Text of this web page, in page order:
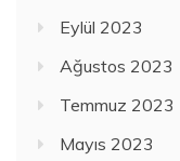
Eylül 2023
Ağustos 2023
Temmuz 2023
Mayıs 2023